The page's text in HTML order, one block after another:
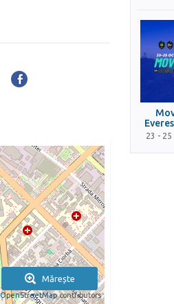
Mărește
OpenStreetMapcontributors
23 -